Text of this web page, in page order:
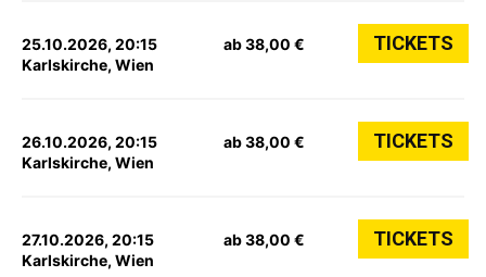
25.10.2026, 20:15
Karlskirche, Wien
ab 38,00 € TICKETS
26.10.2026, 20:15
Karlskirche, Wien
ab 38,00 € TICKETS
27.10.2026, 20:15
Karlskirche, Wien
ab 38,00 € TICKETS